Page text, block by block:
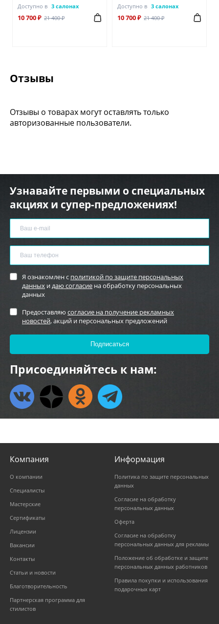
Доступно в 3 салонах
10 700 ₽ 21 400 ₽
Доступно в 3 салонах
10 700 ₽ 21 400 ₽
Отзывы
Отзывы о товарах могут оставлять только
авторизованные пользователи.
Узнавайте первыми о специальных
акциях и супер-предложениях!
Я ознакомлен с политикой по защите персональных
данных идаю согласие на обработку персональных
данных
Предоставляю согласие на получение рекламных
новостей, акций и персональных предложений
Присоединяйтесь к нам:
Компания
О компании
Специалисты
Мастерские
Сертификаты
Лицензии
Вакансии
Контакты
Статьи и новости
Благотворительность
Партнерская программа для
стилистов
Информация
Политика по защите персональных
данных
Согласие на обработку
персональных данных
Оферта
Согласие на обработку
персональных данных для рекламы
Положение об обработке и защите
персональных данных работников
Правила покупки и использования
подарочных карт